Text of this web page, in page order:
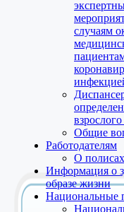
случаям
Общие
Работодателям
О
Информация о
образе жизни
Национальные